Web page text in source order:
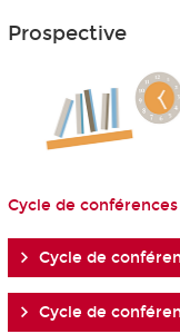
Prospective
Cycle de conférences
Cycle de
Cycle de